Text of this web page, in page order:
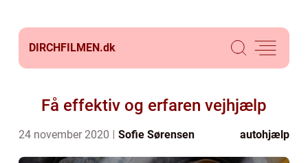
DIRCHFILMEN.dk
Få effektiv og erfaren vejhjælp
24 november 2020 Sofie Sørensen autohjælp